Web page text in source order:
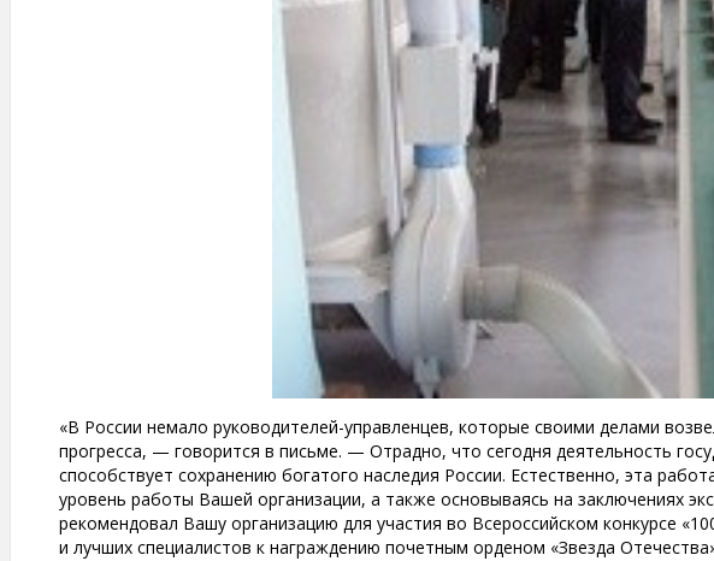
«В России немало руководителей-управленцев, которые своими делами
прогресса, — говорится в письме. — Отрадно, что сегодня деятельность
способствует сохранению богатого наследия России. Естественно, эта
уровень работы Вашей организации, а также основываясь на заключениях
рекомендовал Вашу организацию для участия во Всероссийском конкурсе
и лучших специалистов к награждению почетным орденом «Звезда